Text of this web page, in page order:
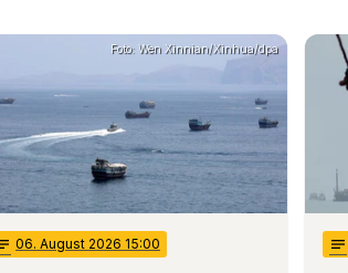
Foto: Wen Xinnian/Xinhua/dpa
06. August 2026 15:00 notes